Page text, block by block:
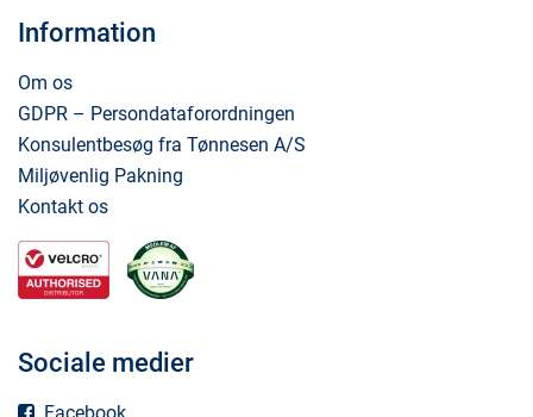
Information
Om os
GDPR – Persondataforordningen
Konsulentbesøg fra Tønnesen A/S
Miljøvenlig Pakning
Kontakt os
Sociale medier